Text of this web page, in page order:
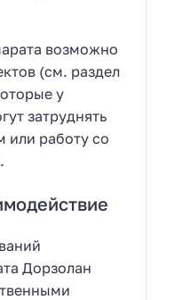
возможно
(см. раздел
у
затруднять
или работу со
Дорзолан